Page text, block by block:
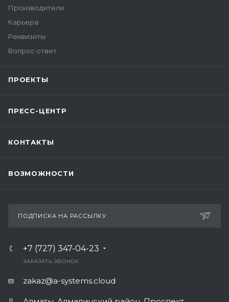
Производители
Карьера
Реквизиты
Вопрос ответ
ПРОЕКТЫ
ПРЕСС-ЦЕНТР
КОНТАКТЫ
ВОЗМОЖНОСТИ
ПОДПИСКА НА РАССЫЛКУ
+7 (727) 347-04-23
ЗАКАЗАТЬ ЗВОНОК
zakaz@a-systems.cloud